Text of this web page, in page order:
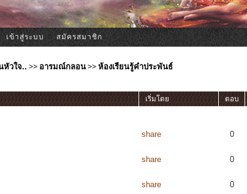
เข้าสู่ระบบ สมัครสมาชิก
หัวใจ.. >> อารมณ์กลอน>>ห้องเรียนรู้คำประพันธ์
เริ่มโดย ตอบ
share 0
share 0
share 0